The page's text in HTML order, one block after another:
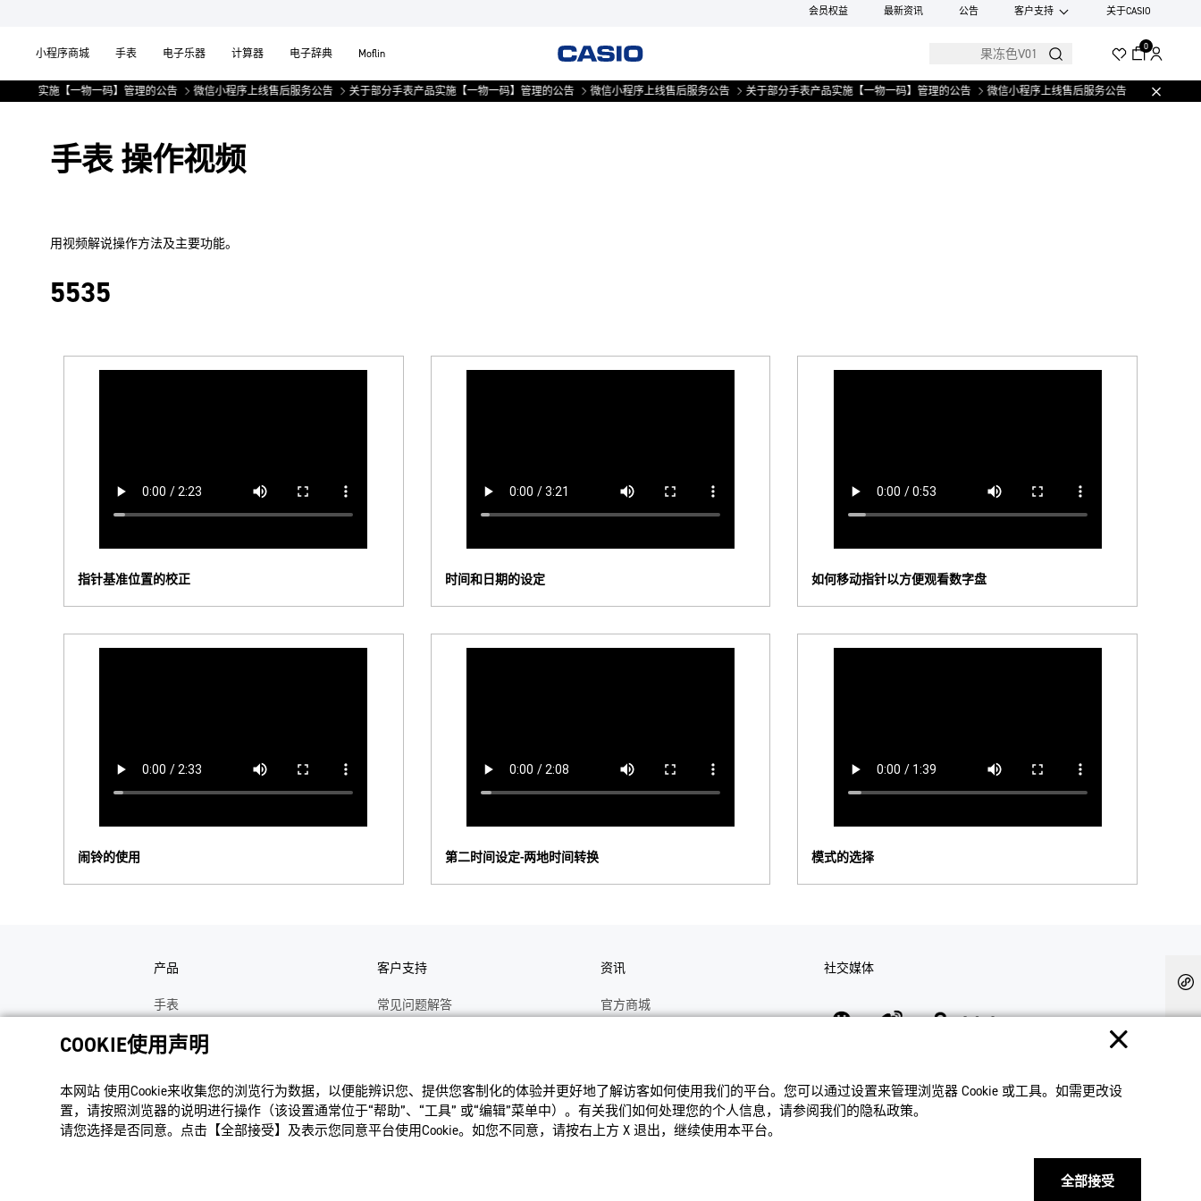
会员权益 最新资讯 公告 客户支持 关于CASIO
小程序商城 手表 电子乐器 计算器 电子辞典 Moflin
0
产品实施【一物一码】管理的公告 微信小程序上线售后服务公告 关于部分手表产品实施【一物一码】管理的公告 微信小程序上线售后服务公告 关于部分手表产品实施【一物一码】管理的公告 微信小程序上线售后服务公告 关于部分手
手表 操作视频
用视频解说操作方法及主要功能。
5535
指针基准位置的校正 时间和日期的设定 如何移动指针以方便观看数字盘
闹铃的使用 第二时间设定-两地时间转换 模式的选择
产品
手表
电子乐器
办公计算器
电子辞典
客户支持
常见问题解答
维修
修理状态查询
资讯
官方商城
最新资讯
公告
社交媒体
COOKIE使用声明
本网站 使⽤Cookie来收集您的浏览⾏为数据，以便能辨识您、提供您客制化的体验并更好地了解访客如何使⽤我们的平台。您可以通过设置来管理浏览器 Cookie 或⼯具。如需更改设
置，请按照浏览器的说明进⾏操作（该设置通常位于“帮助”、“⼯具” 或“编辑”菜单中）。有关我们如何处理您的个⼈信息，请参阅我们的隐私政策。
请您选择是否同意。点击【全部接受】及表示您同意平台使用Cookie。如您不同意，请按右上⽅ X 退出，继续使⽤本平台。
全部接受